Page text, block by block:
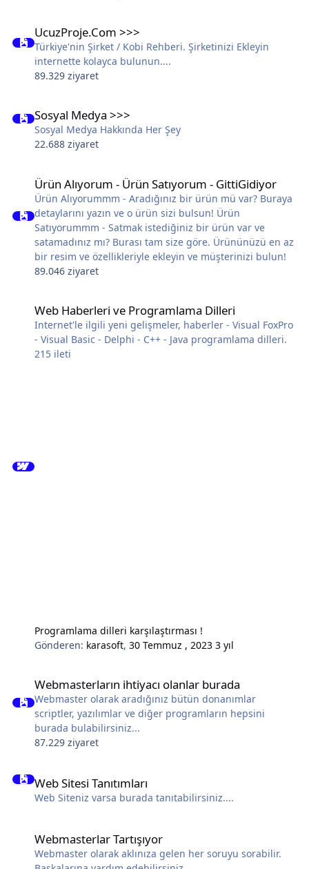
UcuzProje.Com >>>
Türkiye'nin Şirket / Kobi Rehberi. Şirketinizi Ekleyin
internette kolayca bulunun....
89.329 ziyaret
Sosyal Medya >>>
Sosyal Medya Hakkında Her Şey
22.688 ziyaret
Ürün Alıyorum - Ürün Satıyorum - GittiGidiyor
Ürün Alıyorummm - Aradığınız bir ürün mü var? Buraya
detaylarını yazın ve o ürün sizi bulsun! Ürün
Satıyorummm - Satmak istediğiniz bir ürün var ve
satamadınız mı? Burası tam size göre. Ürününüzü en az
bir resim ve özellikleriyle ekleyin ve müşterinizi bulun!
89.046 ziyaret
Web Haberleri ve Programlama Dilleri
Internet'le ilgili yeni gelişmeler, haberler - Visual FoxPro
- Visual Basic - Delphi - C++ - Java programlama dilleri.
215 ileti
Programlama dilleri karşılaştırması !
Gönderen: karasoft,30 Temmuz , 20233 yıl
Webmasterların ihtiyacı olanlar burada
Webmaster olarak aradığınız bütün donanımlar
scriptler, yazılımlar ve diğer programların hepsini
burada bulabilirsiniz...
87.229 ziyaret
Web Sitesi Tanıtımları
Web Siteniz varsa burada tanıtabilirsiniz....
Webmasterlar Tartışıyor
Webmaster olarak aklınıza gelen her soruyu sorabilir.